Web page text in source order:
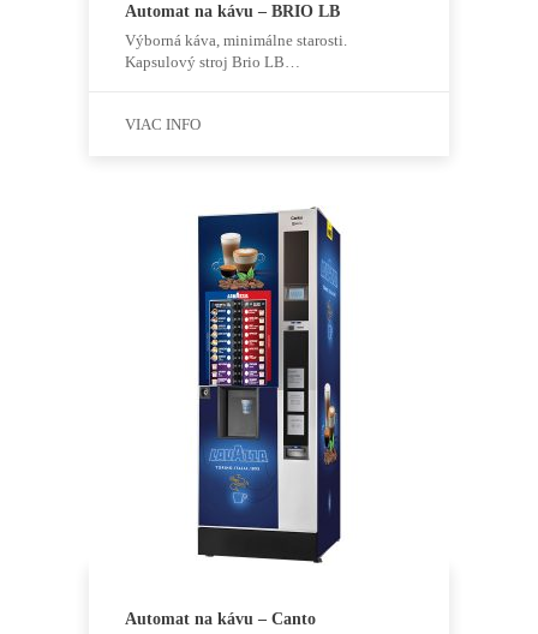
Automat na kávu – BRIO LB
Výborná káva, minimálne starosti.
Kapsulový stroj Brio LB…
VIAC INFO
Automat na kávu – Canto